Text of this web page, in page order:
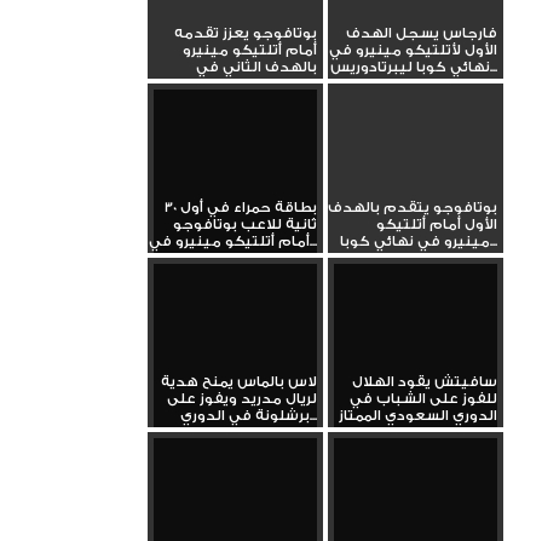
فارجاس يسجل الهدف
الأول لأتلتيكو مينيرو في
نهائي كوبا ليبرتادوريس...
بوتافوجو يعزز تقدمه
أمام أتلتيكو مينيرو
بالهدف الثاني في
نهائي...
بوتافوجو يتقدم بالهدف
الأول أمام أتلتيكو
مينيرو في نهائي كوبا...
بطاقة حمراء في أول 30
ثانية للاعب بوتافوجو
أمام أتلتيكو مينيرو في...
سافيتش يقود الهلال
للفوز على الشباب في
الدوري السعودي الممتاز
لاس بالماس يمنح هدية
لريال مدريد ويفوز على
برشلونة في الدوري...